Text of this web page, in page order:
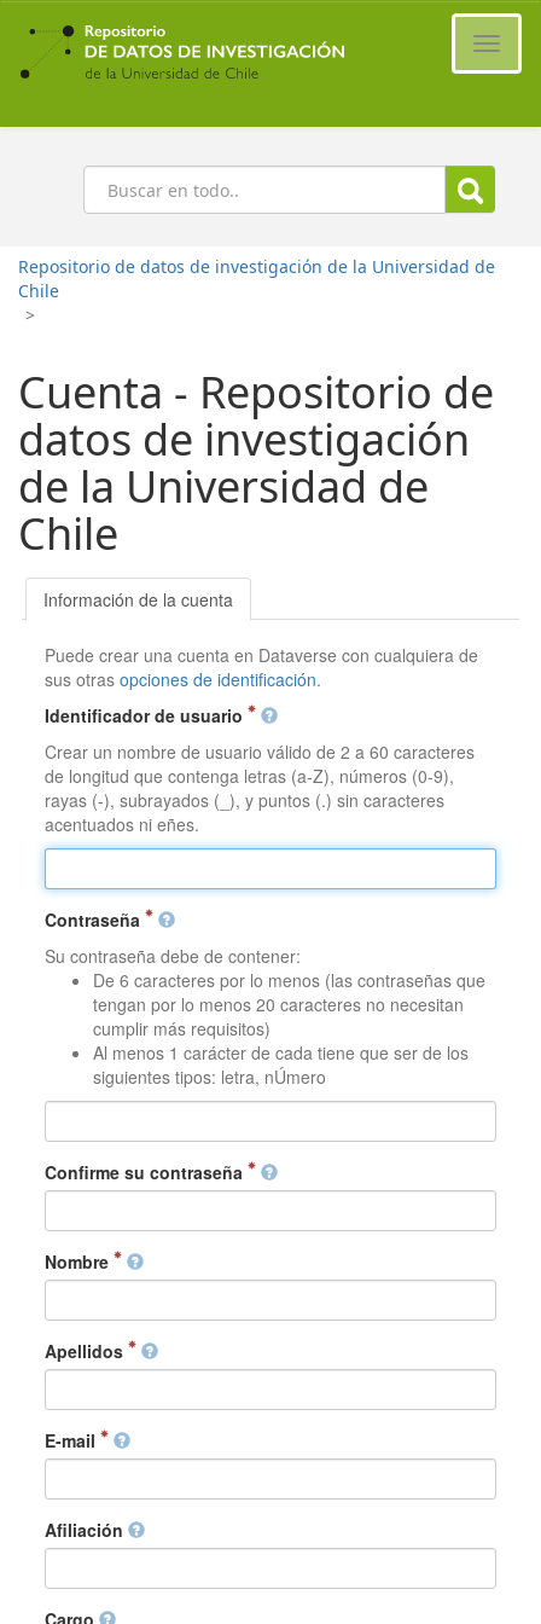
Ir
contenido
principal
Buscar
Repositorio de datos de investigación de la Universidad de
Chile
>
Cuenta - Repositorio de
datos de investigación
de la Universidad de
Chile
Información de la cuenta
Puede crear una cuenta en Dataverse con cualquiera de
sus otrasopciones de identificación.
Identificador de usuario
Crear un nombre de usuario válido de 2 a 60 caracteres
de longitud que contenga letras (a-Z), números (0-9),
rayas (-), subrayados (_), y puntos (.) sin caracteres
acentuados ni eñes.
Contraseña
Su contraseña debe de contener:
De 6 caracteres por lo menos (las contraseñas que
tengan por lo menos 20 caracteres no necesitan
cumplir más requisitos)
Al menos 1 carácter de cada tiene que ser de los
siguientes tipos: letra, nÚmero
Confirme su contraseña
Nombre
Apellidos
E-mail
Afiliación
Cargo